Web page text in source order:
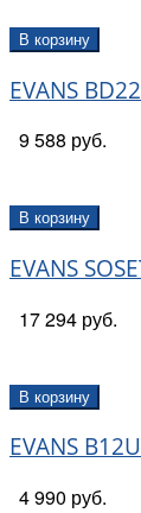
В корзину
EVANS
9 588 руб.
В корзину
EVANS
17 294 руб.
В корзину
EVANS
4 990 руб.